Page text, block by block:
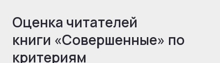
Оценка читателей
книги «Совершенные» по
критериям